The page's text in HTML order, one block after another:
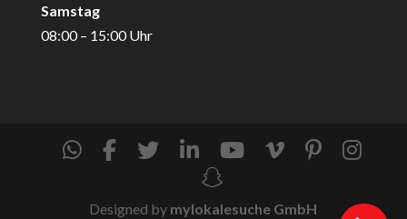
Samstag
08:00 – 15:00 Uhr
Designed by mylokalesuche GmbH